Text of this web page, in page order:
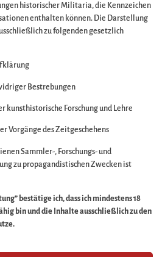
Sie
die
an
Sache
Sie bald
vorbei!
historischer Militaria, die Kennzeichen
enthalten können. Die Darstellung
zu folgenden gesetzlich
Bestrebungen
kunsthistorische Forschung und Lehre
Vorgänge des Zeitgeschehens
Sammler-, Forschungs- und
zu propagandistischen Zwecken ist
bestätige ich, dass ich mindestens 18
bin und die Inhalte ausschließlich zu den